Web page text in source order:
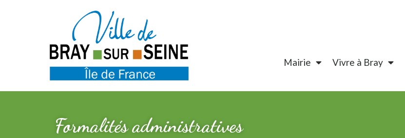
Mairie Vivre à Bray
Formalités administratives